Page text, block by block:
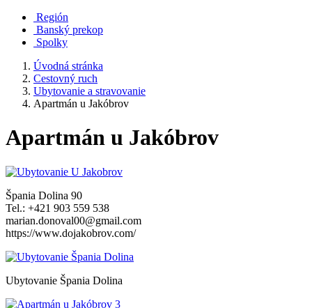
Región
Banský prekop
Spolky
Úvodná stránka
Cestovný ruch
Ubytovanie a stravovanie
Apartmán u Jakóbrov
Apartmán u Jakóbrov
Špania Dolina 90
Tel.: +421 903 559 538
marian.donoval00@gmail.com
https://www.dojakobrov.com/
Ubytovanie Špania Dolina